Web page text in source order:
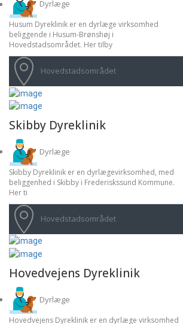
Dyrlæge
Husum Dyreklinik er en dyrlæge virksomhed
beliggende i Husum-Brønshøj i
Hovedstadsområdet. Her tilby
Hovedstadsområdet
Skibby Dyreklinik
Dyrlæge
Skibby Dyreklinik er en dyrlægevirksomhed, med
beliggenhed i Skibby i Frederiskssund Kommune.
Her ti
Hovedstadsområdet
Hovedvejens Dyreklinik
Dyrlæge
Hovedvejens Dyreklinik er en dyrlæge virksomhed